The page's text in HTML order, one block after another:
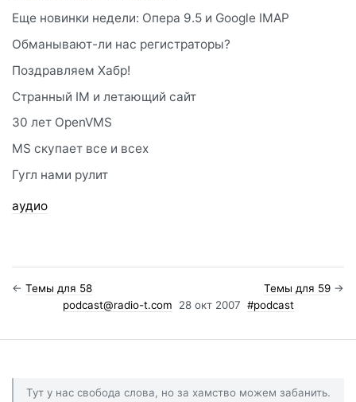
Еще новинки недели: Опера 9.5 и Google IMAP
Обманывают-ли нас регистраторы?
Поздравляем Хабр!
Странный IM и летающий сайт
30 лет OpenVMS
MS скупает все и всех
Гугл нами рулит
аудио
← Темы для 58 Темы для 59 →
podcast@radio-t.com
28 окт 2007 #podcast
Тут у нас свобода слова, но за хамство можем забанить.